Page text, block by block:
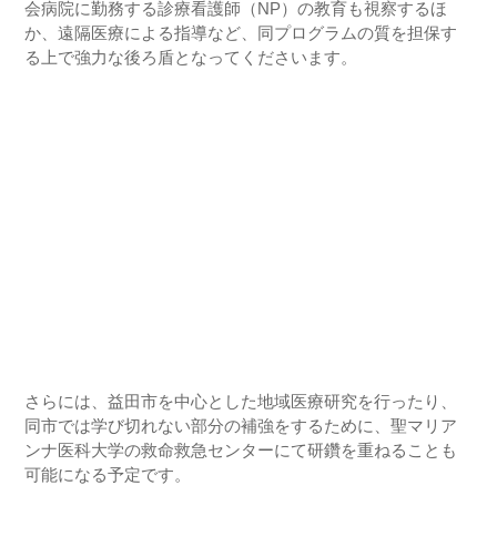
会病院に勤務する診療看護師（NP）の教育も視察するほ
か、遠隔医療による指導など、同プログラムの質を担保す
る上で強力な後ろ盾となってくださいます。
さらには、益田市を中心とした地域医療研究を行ったり、
同市では学び切れない部分の補強をするために、聖マリア
ンナ医科大学の救命救急センターにて研鑽を重ねることも
可能になる予定です。